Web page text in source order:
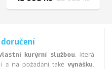
kurýrní službou, která
a na požádání také vynášku.